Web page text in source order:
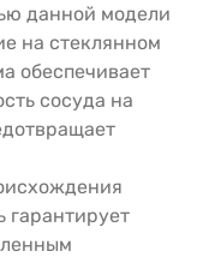
данной модели
на стеклянном
обеспечивает
сосуда на
гарантирует